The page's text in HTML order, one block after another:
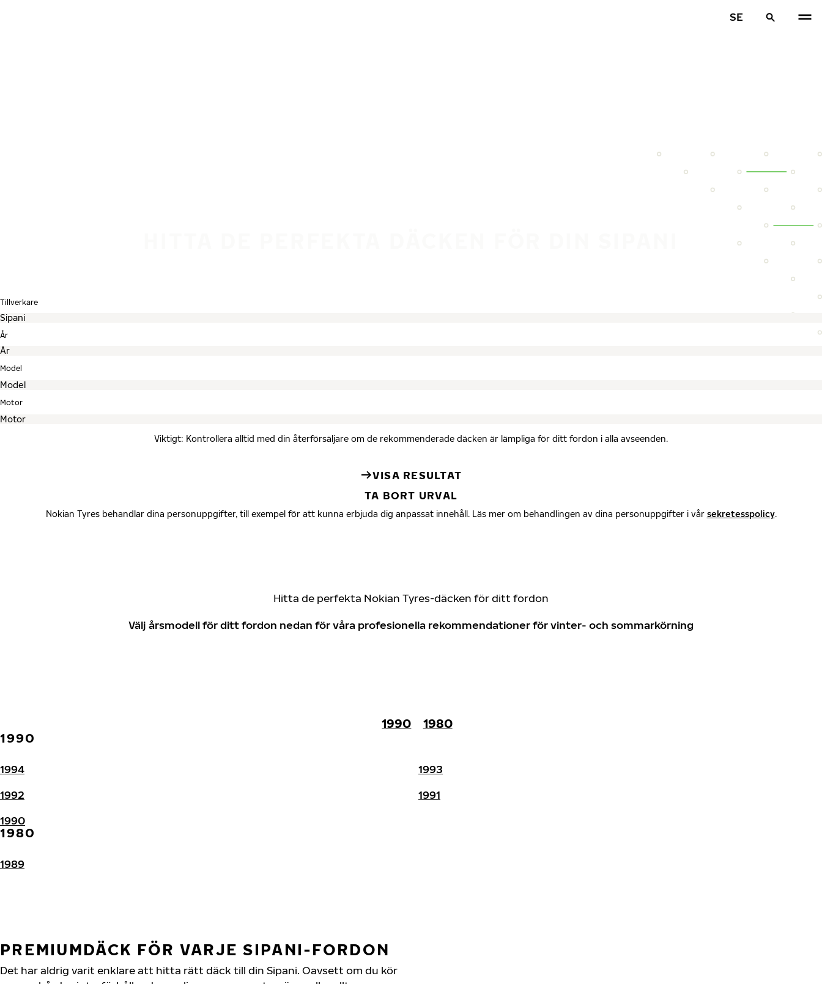
SE
Tillverkare
År
Model
Motor
Viktigt: Kontrollera alltid med din återförsäljare om de rekommenderade däcken är lämpliga för ditt fordon i alla avseenden.
VISA RESULTAT
TA BORT URVAL
Nokian Tyres behandlar dina personuppgifter, till exempel för att kunna erbjuda dig anpassat innehåll. Läs mer om behandlingen av dina personuppgifter i vår sekretesspolicy.
Hitta de perfekta Nokian Tyres-däcken för ditt fordon
Välj årsmodell för ditt fordon nedan för våra profesionella rekommendationer för vinter- och sommarkörning
1990
1980
1990
1994
1993
1992
1991
1990
1980
1989
PREMIUMDÄCK FÖR VARJE SIPANI-FORDON
Det har aldrig varit enklare att hitta rätt däck till din Sipani. Oavsett om du kör